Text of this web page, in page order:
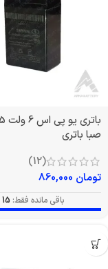
صبا باتری
(12)
تومان
باقی مانده فقط: 15